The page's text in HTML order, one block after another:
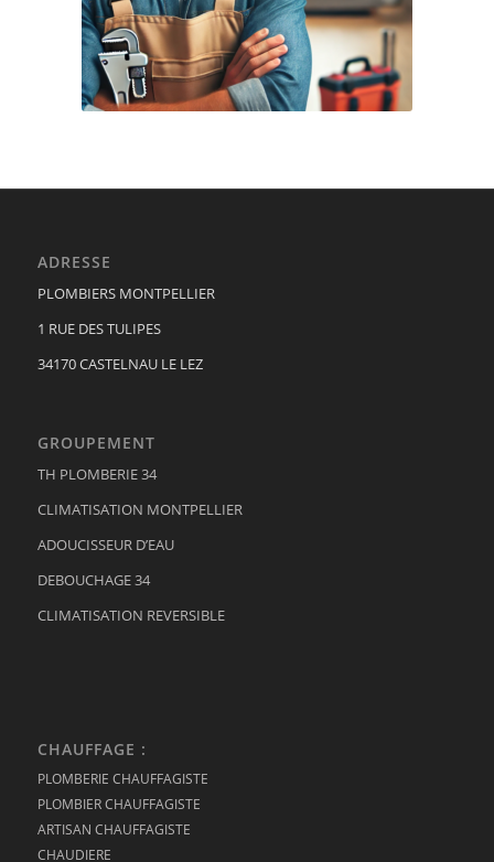
ADRESSE
PLOMBIERS MONTPELLIER
1 RUE DES TULIPES
34170 CASTELNAU LE LEZ
GROUPEMENT
TH PLOMBERIE 34
CLIMATISATION MONTPELLIER
ADOUCISSEUR D’EAU
DEBOUCHAGE 34
CLIMATISATION REVERSIBLE
CHAUFFAGE :
PLOMBERIE CHAUFFAGISTE
PLOMBIER CHAUFFAGISTE
ARTISAN CHAUFFAGISTE
CHAUDIERE